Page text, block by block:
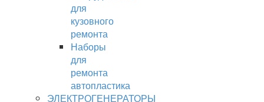
для
кузовного
ремонта
Наборы
для
ремонта
автопластика
ЭЛЕКТРОГЕНЕРАТОРЫ